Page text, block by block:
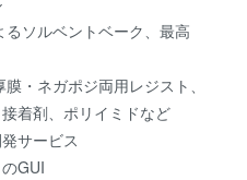
ソルベントベーク、最高
・ネガポジ両用レジスト、
着剤、ポリイミドなど
サービス
GUI